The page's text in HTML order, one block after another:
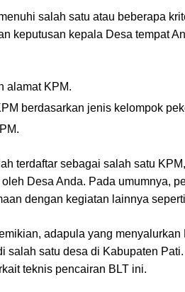
salah satu atau beberapa
keputusan kepala Desa tempat
alamat KPM.
berdasarkan jenis kelompok
terdaftar sebagai salah satu
Desa Anda. Pada umumnya,
dengan kegiatan lainnya
adapula yang
salah satu desa di Kabupaten
teknis pencairan BLT ini.